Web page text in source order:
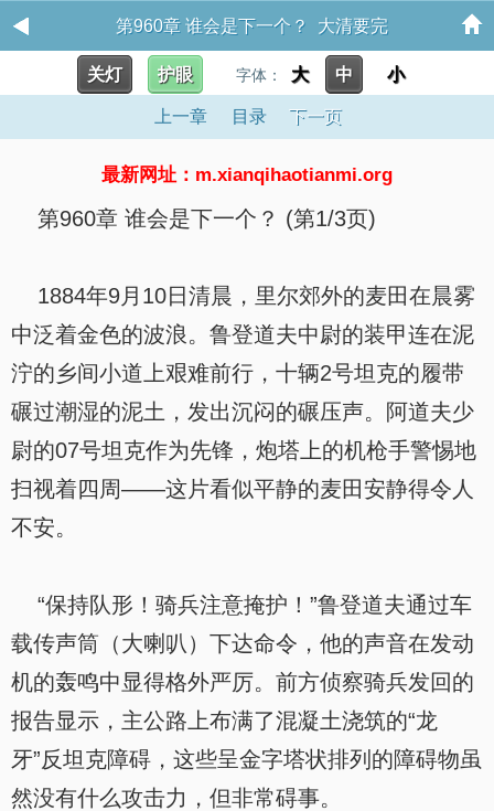
第960章 谁会是下一个？ 大清要完
关灯 护眼 字体： 大 中 小
上一章 目录 下一页
最新网址：m.xianqihaotianmi.org
第960章 谁会是下一个？ (第1/3页)
1884年9月10日清晨，里尔郊外的麦田在晨雾
中泛着金色的波浪。鲁登道夫中尉的装甲连在泥
泞的乡间小道上艰难前行，十辆2号坦克的履带
碾过潮湿的泥土，发出沉闷的碾压声。阿道夫少
尉的07号坦克作为先锋，炮塔上的机枪手警惕地
扫视着四周——这片看似平静的麦田安静得令人
不安。
“保持队形！骑兵注意掩护！”鲁登道夫通过车
载传声筒（大喇叭）下达命令，他的声音在发动
机的轰鸣中显得格外严厉。前方侦察骑兵发回的
报告显示，主公路上布满了混凝土浇筑的“龙
牙”反坦克障碍，这些呈金字塔状排列的障碍物虽
然没有什么攻击力，但非常碍事。